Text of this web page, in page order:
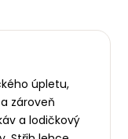
úpletu,
zároveň
a lodičkový